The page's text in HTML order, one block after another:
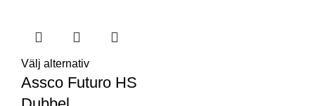
Välj alternativ
Assco Futuro HS